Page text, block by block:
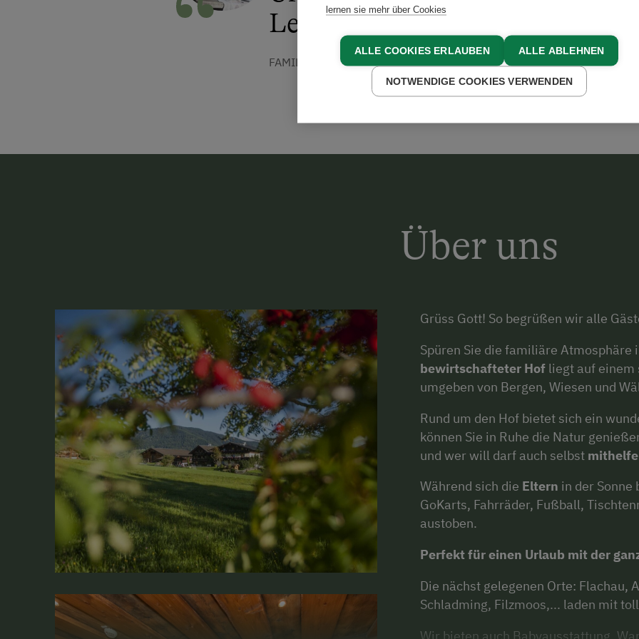
Leidenschaft.
FAMILIE WINTER
Über uns
Grüss Gott! So begrüßen wir alle
Spüren Sie die familiäre
bewirtschafteter Hof liegt auf einem
umgeben von Bergen, Wiesen und
Rund um den Hof bietet sich ein
können Sie in Ruhe die Natur
und wer will darf auch selbst
Während sich die Eltern in der Sonne
GoKarts, Fahrräder, Fußball,
austoben.
Perfekt für einen Urlaub mit der
Die nächst gelegenen Orte: Flachau,
Schladming, Filzmoos,... laden mit
Wir bieten auch Babyausstattung,
lernen sie mehr über Cookies
ALLE COOKIES ERLAUBEN ALLE ABLEHNEN
NOTWENDIGE COOKIES VERWENDEN